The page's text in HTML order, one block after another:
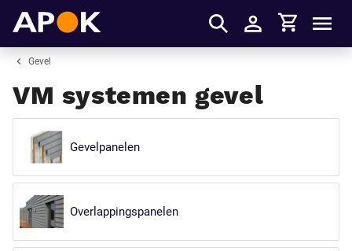
Inloggen
Winkelmandje
Gevel
VM systemen gevel
Gevelpanelen
Overlappingspanelen